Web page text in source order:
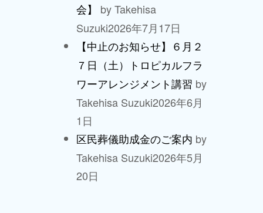
会】
by Takehisa
Suzuki2026年7月17日
【中止のお知らせ】６月２
７日（土）トロピカルフラ
ワーアレンジメント講習 by
Takehisa Suzuki2026年6月
1日
区民葬儀助成金のご案内 by
Takehisa Suzuki2026年5月
20日